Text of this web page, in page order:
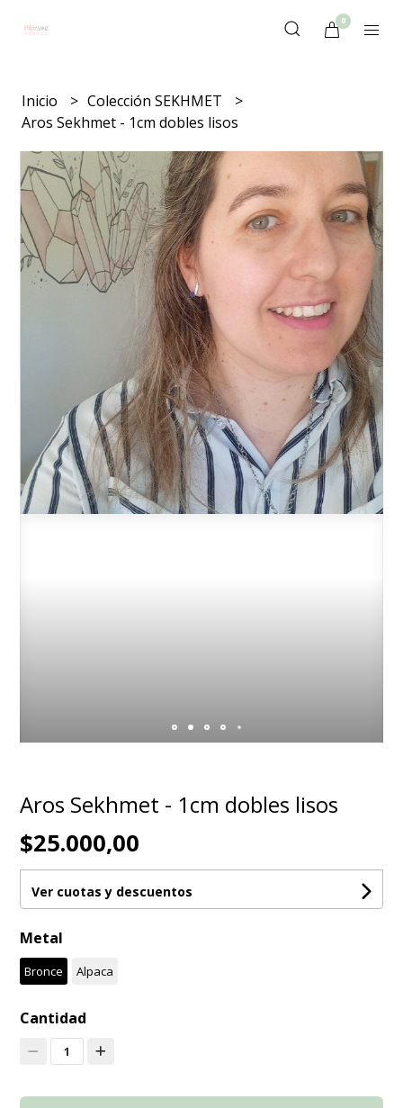
0
Inicio
Colección SEKHMET
Aros Sekhmet - 1cm dobles lisos
Aros Sekhmet - 1cm dobles lisos
$25.000,00
Ver cuotas y descuentos
Metal
Bronce Alpaca
Cantidad
1